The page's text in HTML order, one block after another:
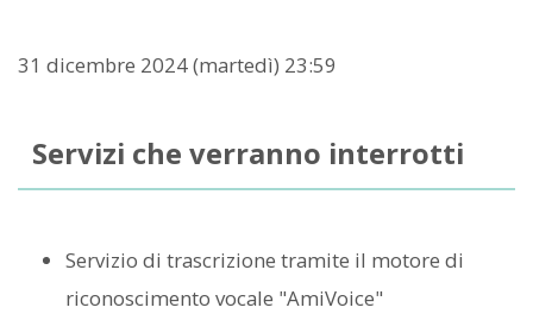
31 dicembre 2024 (martedì) 23:59
Servizi che verranno interrotti
Servizio di trascrizione tramite il motore di
riconoscimento vocale "AmiVoice"